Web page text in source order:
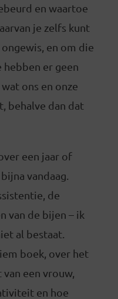
en waartoe
je zelfs kunt
en om die
hebben er geen
ons en onze
behalve dan dat
een jaar of
vandaag.
de
van de bijen – ik
al bestaat.
boek, over het
een vrouw,
en hoe